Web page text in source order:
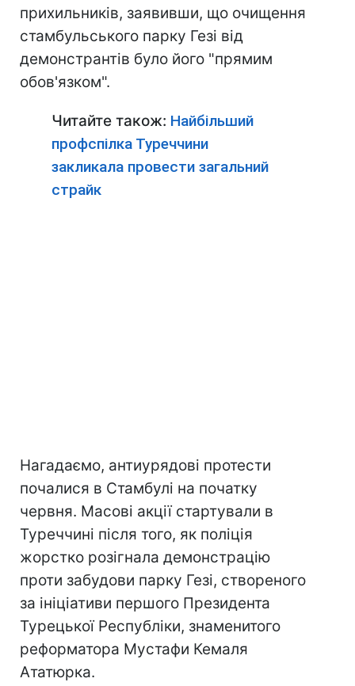
прихильників, заявивши, що очищення
стамбульського парку Гезі від
демонстрантів було його "прямим
обов'язком".
Читайте також: Найбільший
профспілка Туреччини
закликала провести загальний
страйк
Нагадаємо, антиурядові протести
почалися в Стамбулі на початку
червня. Масові акції стартували в
Туреччині після того, як поліція
жорстко розігнала демонстрацію
проти забудови парку Гезі, створеного
за ініціативи першого Президента
Турецької Республіки, знаменитого
реформатора Мустафи Кемаля
Ататюрка.